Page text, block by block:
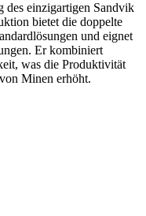
einzigartigen Sandvik
bietet die doppelte
und eignet
Er kombiniert
was die Produktivität
Minen erhöht.